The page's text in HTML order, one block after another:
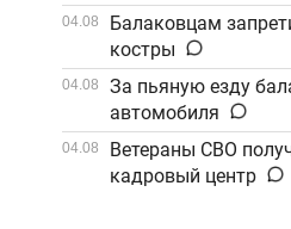
04.08
Балаковцам
костры
04.08
За пьяную езду
автомобиля
04.08
Ветераны СВО
кадровый центр